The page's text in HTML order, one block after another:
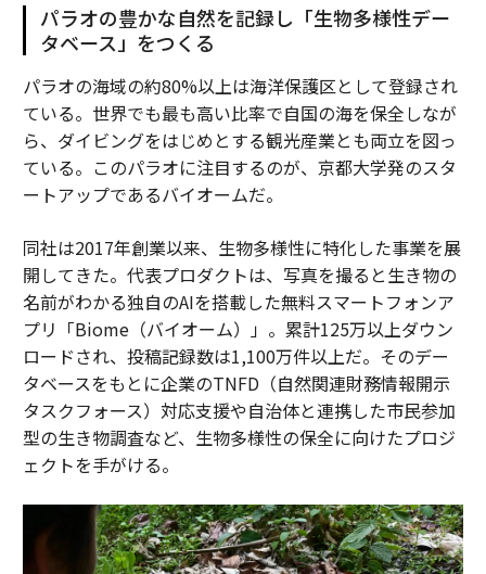
パラオの豊かな自然を記録し「生物多様性デー
タベース」をつくる
パラオの海域の約80%以上は海洋保護区として登録され
ている。世界でも最も高い比率で自国の海を保全しなが
ら、ダイビングをはじめとする観光産業とも両立を図っ
ている。このパラオに注目するのが、京都大学発のスタ
ートアップであるバイオームだ。
同社は2017年創業以来、生物多様性に特化した事業を展
開してきた。代表プロダクトは、写真を撮ると生き物の
名前がわかる独自のAIを搭載した無料スマートフォンア
プリ「Biome（バイオーム）」。累計125万以上ダウン
ロードされ、投稿記録数は1,100万件以上だ。そのデー
タベースをもとに企業のTNFD（自然関連財務情報開示
タスクフォース）対応支援や自治体と連携した市民参加
型の生き物調査など、生物多様性の保全に向けたプロジ
ェクトを手がける。